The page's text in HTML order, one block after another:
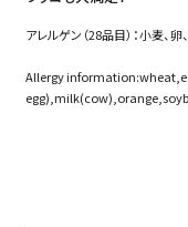
アレルゲン（28品目）：小麦、
Allergy